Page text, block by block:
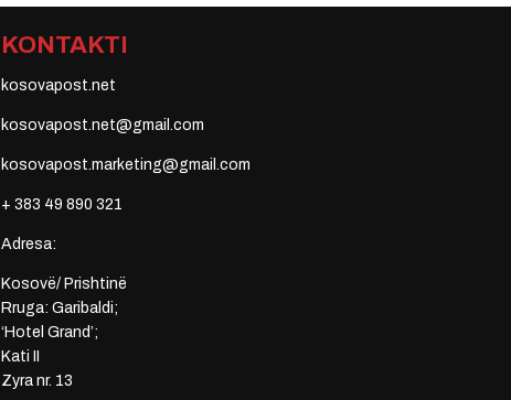
KONTAKTI
kosovapost.net
kosovapost.net@gmail.com
kosovapost.marketing@gmail.com
+ 383 49 890 321
Adresa:
Kosovë/ Prishtinë
Rruga: Garibaldi;
‘Hotel Grand’;
Kati II
Zyra nr. 13